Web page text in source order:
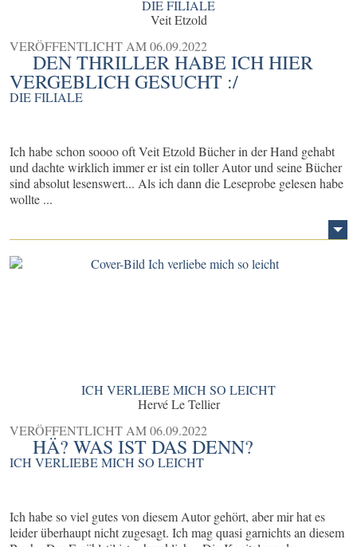
DIE FILIALE
Veit Etzold
VERÖFFENTLICHT AM06.09.2022
DEN THRILLER HABE ICH HIER
VERGEBLICH GESUCHT :/
DIE FILIALE
Ich habe schon soooo oft Veit Etzold Bücher in der Hand gehabt
und dachte wirklich immer er ist ein toller Autor und seine Bücher
sind absolut lesenswert... Als ich dann die Leseprobe gelesen habe
wollte ...
ICH VERLIEBE MICH SO LEICHT
Hervé Le Tellier
VERÖFFENTLICHT AM06.09.2022
HÄ? WAS IST DAS DENN?
ICH VERLIEBE MICH SO LEICHT
Ich habe so viel gutes von diesem Autor gehört, aber mir hat es
leider überhaupt nicht zugesagt. Ich mag quasi garnichts an diesem